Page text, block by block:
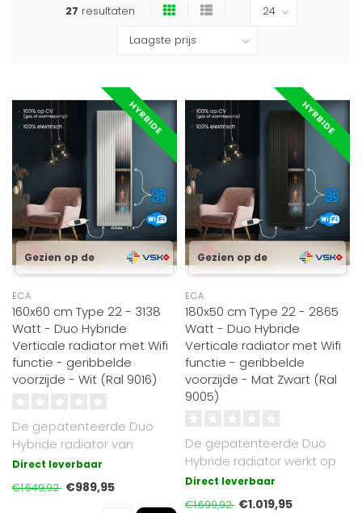
27 resultaten
HYRBIDE
Gezien op de
ECA
160x60 cm Type 22 - 3138
Watt - Duo Hybride
Verticale radiator met Wifi
functie - geribbelde
voorzijde - Wit (Ral 9016)
De gepatenteerde Duo
Hybride radiator van
Radiator-Outlet werkt
zowel op cv (gas..
Direct leverbaar
€1.649,92 €989,95
HYRBIDE
Gezien op de
ECA
180x50 cm Type 22 - 2865
Watt - Duo Hybride
Verticale radiator met Wifi
functie - geribbelde
voorzijde - Mat Zwart (Ral
9005)
De gepatenteerde Duo
Hybride radiator werkt op
cv of elektrisch. Voorzien
Direct leverbaar
€1.699,92 €1.019,95